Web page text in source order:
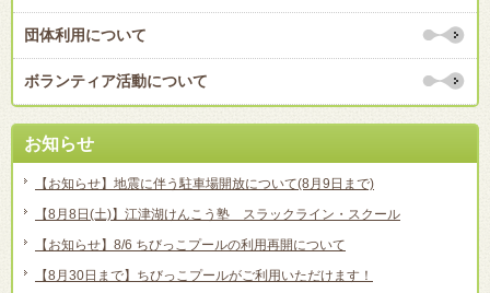
団体利用について
ボランティア活動について
お知らせ
【お知らせ】地震に伴う駐車場開放について(8月9日まで)
【8月8日(土)】江津湖けんこう塾 スラックライン・スクール
【お知らせ】8/6 ちびっこプールの利用再開について
【8月30日まで】ちびっこプールがご利用いただけます！